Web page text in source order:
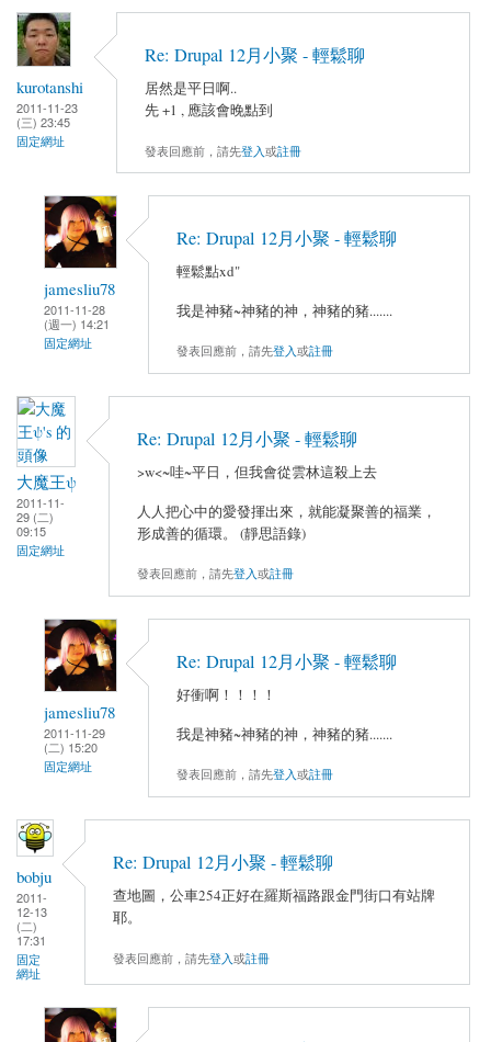
kurotanshi
2011-11-23
(三) 23:45
固定網址
Re: Drupal 12月小聚 - 輕鬆聊
居然是平日啊..
先 +1 , 應該會晚點到
發表回應前，請先登入或註冊
jamesliu78
2011-11-28
(週一) 14:21
固定網址
Re: Drupal 12月小聚 - 輕鬆聊
輕鬆點xd"
我是神豬~神豬的神，神豬的豬.......
發表回應前，請先登入或註冊
大魔王ψ
2011-11-
29 (二)
09:15
固定網址
Re: Drupal 12月小聚 - 輕鬆聊
>w<~哇~平日，但我會從雲林這殺上去
人人把心中的愛發揮出來，就能凝聚善的福業，
形成善的循環。 (靜思語錄)
發表回應前，請先登入或註冊
jamesliu78
2011-11-29
(二) 15:20
固定網址
Re: Drupal 12月小聚 - 輕鬆聊
好衝啊！！！！
我是神豬~神豬的神，神豬的豬.......
發表回應前，請先登入或註冊
bobju
2011-
12-13
(二)
17:31
固定
網址
Re: Drupal 12月小聚 - 輕鬆聊
查地圖，公車254正好在羅斯福路跟金門街口有站牌
耶。
發表回應前，請先登入或註冊